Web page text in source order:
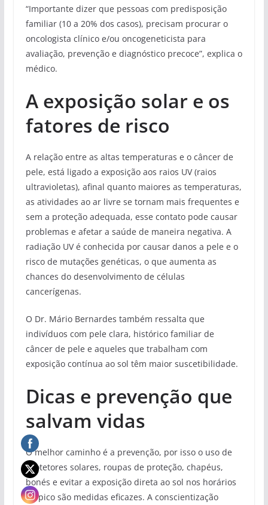
“Importante dizer que pessoas com predisposição
familiar (10 a 20% dos casos), precisam procurar o
oncologista clínico e/ou oncogeneticista para
avaliação, prevenção e diagnóstico precoce”, explica o
médico.
A exposição solar e os
fatores de risco
A relação entre as altas temperaturas e o câncer de
pele, está ligado a exposição aos raios UV (raios
ultravioletas), afinal quanto maiores as temperaturas,
as atividades ao ar livre se tornam mais frequentes e
sem a proteção adequada, esse contato pode causar
problemas e afetar a saúde de maneira negativa. A
radiação UV é conhecida por causar danos a pele e o
risco de mutações genéticas, o que aumenta as
chances do desenvolvimento de células
cancerígenas.
O Dr. Mário Bernardes também ressalta que
indivíduos com pele clara, histórico familiar de
câncer de pele e aqueles que trabalham com
exposição contínua ao sol têm maior suscetibilidade.
Dicas e prevenção que
salvam vidas
O melhor caminho é a prevenção, por isso o uso de
protetores solares, roupas de proteção, chapéus,
bonés e evitar a exposição direta ao sol nos horários
de pico são medidas eficazes. A conscientização